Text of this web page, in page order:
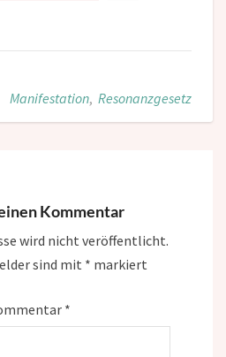
Manifestation, Resonanzgesetz
Kommentar
wird nicht veröffentlicht.
sind mit * markiert
*